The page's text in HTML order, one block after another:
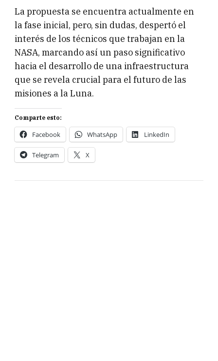
La propuesta se encuentra actualmente en
la fase inicial, pero, sin dudas, despertó el
interés de los técnicos que trabajan en la
NASA, marcando así un paso significativo
hacia el desarrollo de una infraestructura
que se revela crucial para el futuro de las
misiones a la Luna.
Comparte esto:
Facebook WhatsApp LinkedIn
Telegram X